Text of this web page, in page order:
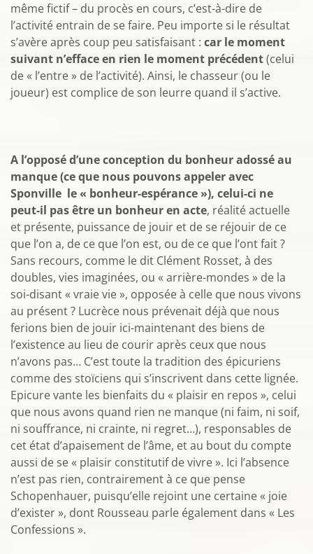
même fictif – du procès en cours, c’est-à-dire de
l’activité entrain de se faire. Peu importe si le résultat
s’avère après coup peu satisfaisant : car le moment
suivant n’efface en rien le moment précédent(celui
de « l’entre » de l’activité). Ainsi, le chasseur (ou le
joueur) est complice de son leurre quand il s’active.
A l’opposé d’une conception du bonheur adossé au
manque (ce que nous pouvons appeler avec
Sponville le « bonheur-espérance »), celui-ci ne
peut-il pas être un bonheur en acte, réalité actuelle
et présente, puissance de jouir et de se réjouir de ce
que l’on a, de ce que l’on est, ou de ce que l’ont fait ?
Sans recours, comme le dit Clément Rosset, à des
doubles, vies imaginées, ou « arrière-mondes » de la
soi-disant « vraie vie », opposée à celle que nous vivons
au présent ? Lucrèce nous prévenait déjà que nous
ferions bien de jouir ici-maintenant des biens de
l’existence au lieu de courir après ceux que nous
n’avons pas… C’est toute la tradition des épicuriens
comme des stoïciens qui s’inscrivent dans cette lignée.
Epicure vante les bienfaits du « plaisir en repos », celui
que nous avons quand rien ne manque (ni faim, ni soif,
ni souffrance, ni crainte, ni regret…), responsables de
cet état d’apaisement de l’âme, et au bout du compte
aussi de se « plaisir constitutif de vivre ». Ici l’absence
n’est pas rien, contrairement à ce que pense
Schopenhauer, puisqu’elle rejoint une certaine « joie
d’exister », dont Rousseau parle également dans « Les
Confessions ».